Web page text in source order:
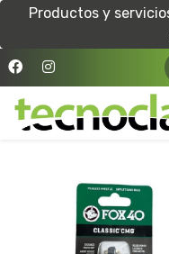
Productos y